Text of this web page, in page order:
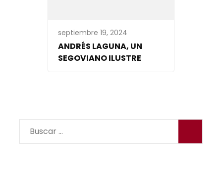
septiembre 19, 2024
ANDRÉS LAGUNA, UN
SEGOVIANO ILUSTRE
Buscar: